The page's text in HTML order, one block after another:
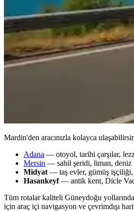
Mardin'den aracınızla kolayca
Adana — otoyol, tarihi çarşılar,
Mersin — sahil şeridi, liman, deniz
Midyat — taş evler, gümüş işçiliği,
Hasankeyf— antik kent, Dicle
Tüm rotalar kaliteli Güneydoğu
için araç içi navigasyon ve çevrimdışı